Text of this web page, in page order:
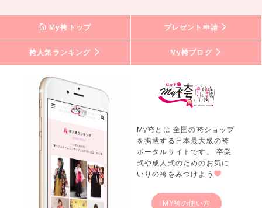
My袴トップ プレゼント申請
袴人気ランキング My袴ブログ
My袴とは 全国の袴ショップ
を掲載する日本最大級の袴
ポータルサイトです。 卒業
式や成人式のためのお気に
いりの袴をみつけよう
MY袴の使い方